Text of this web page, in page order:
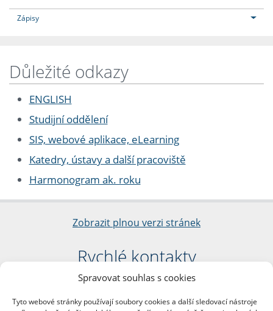
Spravovat souhlas s cookies
Tyto webové stránky používají soubory cookies a další sledovací nástroje
Zápisy
Důležité odkazy
ENGLISH
Studijní oddělení
SIS, webové aplikace, eLearning
Katedry, ústavy a další pracoviště
Harmonogram ak. roku
Zobrazit plnou verzi stránek
Rychlé kontakty
Filozofická fakulta
nám. Jana Palacha 1/2